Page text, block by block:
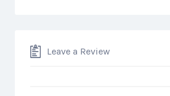
Leave a Review